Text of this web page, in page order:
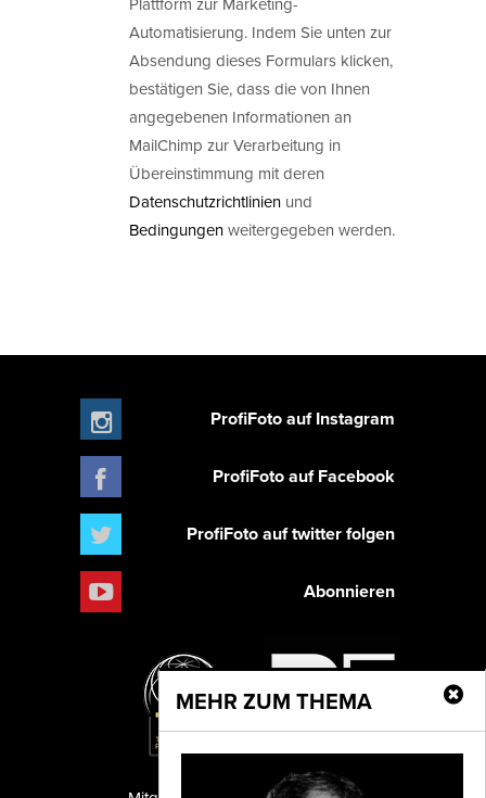
Automatisierung. Indem Sie unten zur
Absendung dieses Formulars klicken,
bestätigen Sie, dass die von Ihnen
angegebenen Informationen an
MailChimp zur Verarbeitung in
Übereinstimmung mit deren
Datenschutzrichtlinien und
Bedingungenweitergegeben werden.
MEHR ZUM THEMA
ProfiFoto auf Instagram
ProfiFoto auf Facebook
ProfiFoto auf twitter folgen
Abonnieren